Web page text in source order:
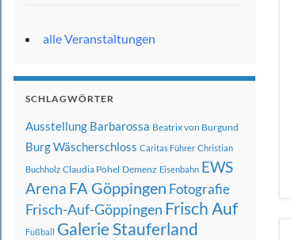
alle Veranstaltungen
SCHLAGWÖRTER
Ausstellung Barbarossa Beatrix von Burgund
Burg Wäscherschloss Caritas Führer Christian
Buchholz Claudia Pohel Demenz Eisenbahn EWS
Arena FA Göppingen Fotografie
Frisch-Auf-Göppingen Frisch Auf
Fußball Galerie Stauferland